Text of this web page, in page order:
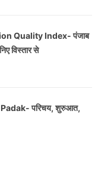
Quality Index- पंजाब
विस्तार से
परिचय, शुरुआत,